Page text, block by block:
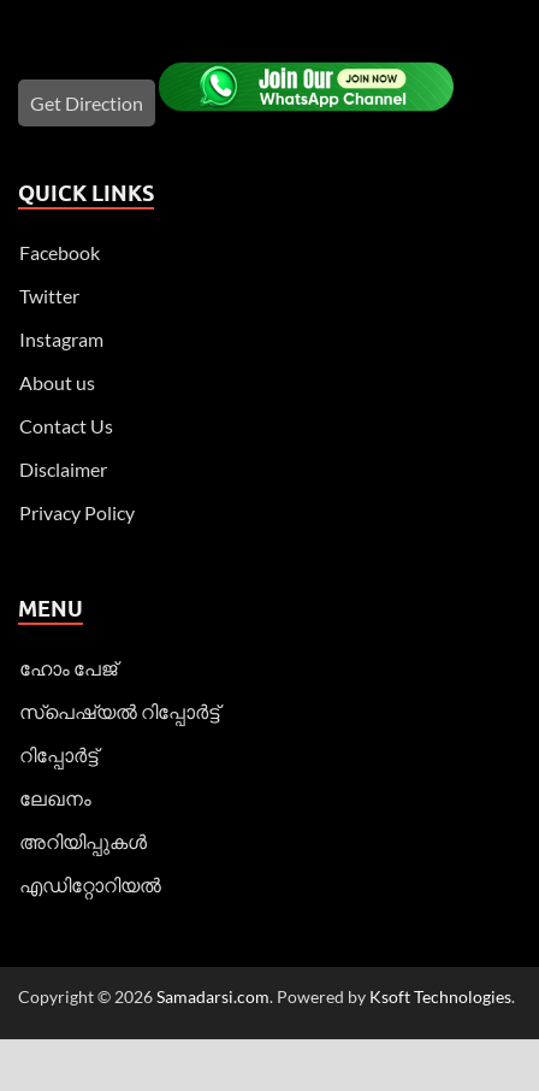
Get Direction
QUICK LINKS
Facebook
Twitter
Instagram
About us
Contact Us
Disclaimer
Privacy Policy
MENU
ഹോം പേജ്
സ്പെഷ്യൽ റിപ്പോര്‍ട്ട്
റിപ്പോര്‍ട്ട്
ലേഖനം
അറിയിപ്പുകള്‍
എഡിറ്റോറിയല്‍
Copyright © 2026Samadarsi.com. Powered by Ksoft Technologies.